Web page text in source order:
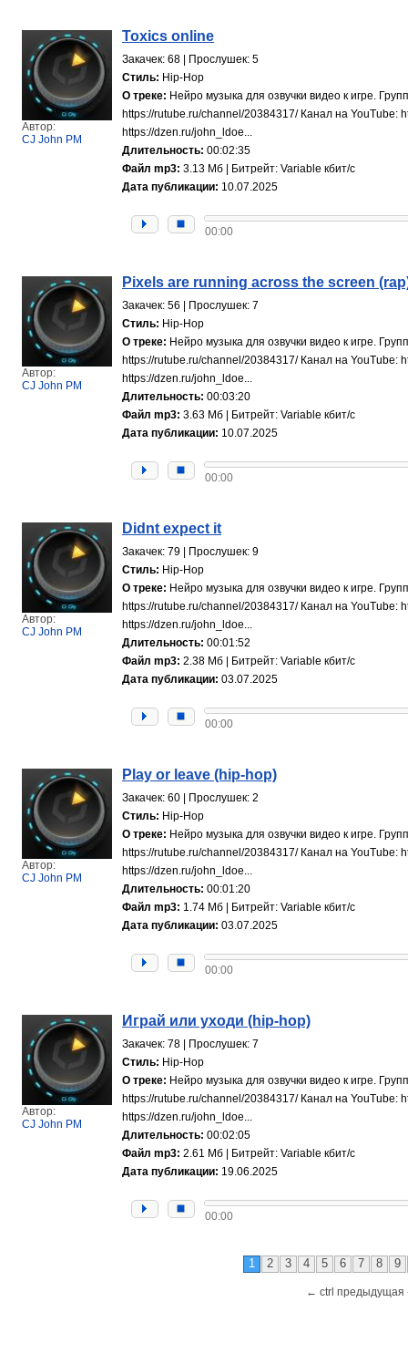
Автор:
CJ John PM
Toxics online
Закачек: 68 | Прослушек: 5
Стиль: Hip-Hop
О треке: Нейро музыка для озвучки видео к игре.
https://rutube.ru/channel/20384317/ Канал на YouTube:
https://dzen.ru/john_ldoe...
Длительность: 00:02:35
Файл mp3: 3.13 Мб | Битрейт: Variable кбит/с
Дата публикации: 10.07.2025
00:00
Автор:
CJ John PM
Pixels are running across the screen
Закачек: 56 | Прослушек: 7
Стиль: Hip-Hop
О треке: Нейро музыка для озвучки видео к игре.
https://rutube.ru/channel/20384317/ Канал на YouTube:
https://dzen.ru/john_ldoe...
Длительность: 00:03:20
Файл mp3: 3.63 Мб | Битрейт: Variable кбит/с
Дата публикации: 10.07.2025
00:00
Автор:
CJ John PM
Didnt expect it
Закачек: 79 | Прослушек: 9
Стиль: Hip-Hop
О треке: Нейро музыка для озвучки видео к игре.
https://rutube.ru/channel/20384317/ Канал на YouTube:
https://dzen.ru/john_ldoe...
Длительность: 00:01:52
Файл mp3: 2.38 Мб | Битрейт: Variable кбит/с
Дата публикации: 03.07.2025
00:00
Автор:
CJ John PM
Play or leave (hip-hop)
Закачек: 60 | Прослушек: 2
Стиль: Hip-Hop
О треке: Нейро музыка для озвучки видео к игре.
https://rutube.ru/channel/20384317/ Канал на YouTube:
https://dzen.ru/john_ldoe...
Длительность: 00:01:20
Файл mp3: 1.74 Мб | Битрейт: Variable кбит/с
Дата публикации: 03.07.2025
00:00
Автор:
CJ John PM
Играй или уходи (hip-hop)
Закачек: 78 | Прослушек: 7
Стиль: Hip-Hop
О треке: Нейро музыка для озвучки видео к игре.
https://rutube.ru/channel/20384317/ Канал на YouTube:
https://dzen.ru/john_ldoe...
Длительность: 00:02:05
Файл mp3: 2.61 Мб | Битрейт: Variable кбит/с
Дата публикации: 19.06.2025
00:00
1 2 3 4 5 6 7 8 9
← ctrl